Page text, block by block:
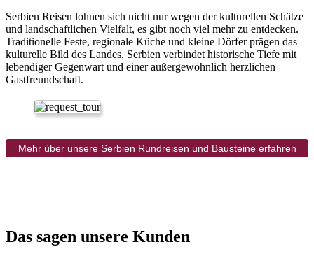
Serbien Reisen lohnen sich nicht nur wegen der kulturellen Schätze
und landschaftlichen Vielfalt, es gibt noch viel mehr zu entdecken.
Traditionelle Feste, regionale Küche und kleine Dörfer prägen das
kulturelle Bild des Landes. Serbien verbindet historische Tiefe mit
lebendiger Gegenwart und einer außergewöhnlich herzlichen
Gastfreundschaft.
Mehr über unsere Serbien Rundreisen und Bausteine erfahren
Das sagen unsere Kunden